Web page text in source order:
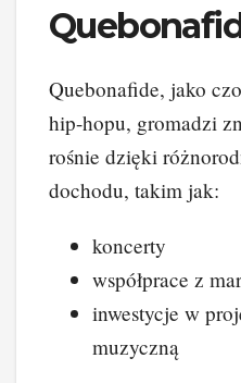
Quebonafide, jako
hip-hopu, gromadzi
rośnie dzięki
dochodu, takim jak:
koncerty
współprace z
inwestycje w
muzyczną